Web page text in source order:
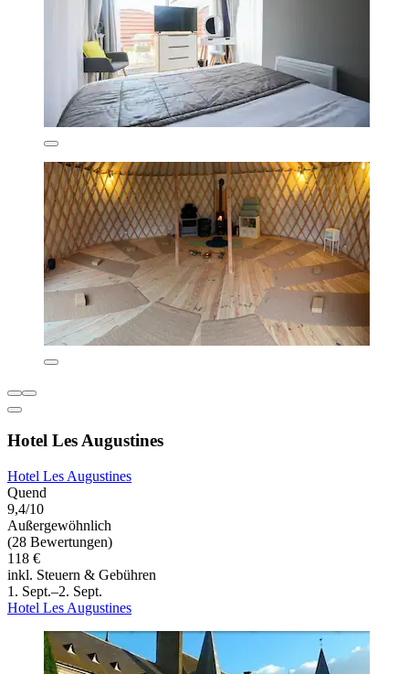
Hotel Les Augustines
Hotel Les Augustines
Quend
9,4/10
Außergewöhnlich
(28 Bewertungen)
118 €
inkl. Steuern & Gebühren
1. Sept.–2. Sept.
Hotel Les Augustines